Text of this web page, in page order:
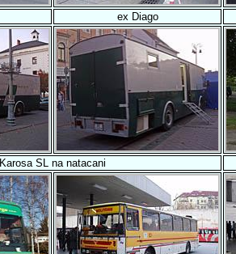
ex Diago
Karosa SL na natacani